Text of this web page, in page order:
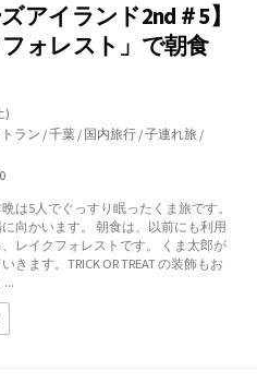
ズアイランド2nd＃5】
フォレスト」で朝食
)
ラン /千葉 / 国内旅行 /子連れ旅 /
は5人でぐっすり眠ったくま旅です。
向かいます。 朝食は、以前にも利用
レイクフォレストです。 くま太郎が
きます。TRICK OR TREAT の装飾もお
...